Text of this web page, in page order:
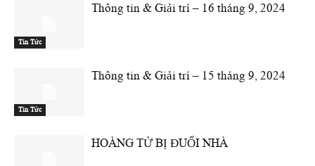
Tin Tức
Thông tin & Giải trí – 16 tháng 9, 2024
Tin Tức
Thông tin & Giải trí – 15 tháng 9, 2024
HOÀNG TỬ BỊ ĐUỔI NHÀ